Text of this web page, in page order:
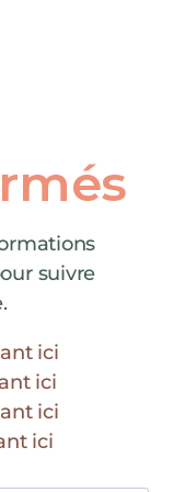
suivre
ici
ici
ici
ici